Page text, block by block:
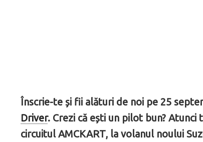
Înscrie-te și fii alături de noi pe 25
Driver. Crezi că ești un pilot bun?
circuitul AMCKART, la volanul noului